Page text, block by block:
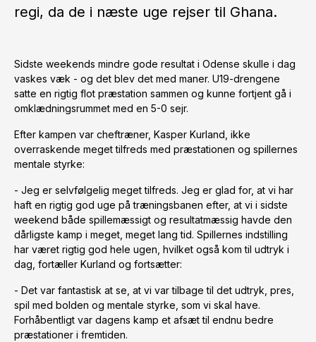
regi, da de i næste uge rejser til Ghana.
Sidste weekends mindre gode resultat i Odense skulle i dag
vaskes væk - og det blev det med maner. U19-drengene
satte en rigtig flot præstation sammen og kunne fortjent gå i
omklædningsrummet med en 5-0 sejr.
Efter kampen var cheftræner, Kasper Kurland, ikke
overraskende meget tilfreds med præstationen og spillernes
mentale styrke:
- Jeg er selvfølgelig meget tilfreds. Jeg er glad for, at vi har
haft en rigtig god uge på træningsbanen efter, at vi i sidste
weekend både spillemæssigt og resultatmæssig havde den
dårligste kamp i meget, meget lang tid. Spillernes indstilling
har været rigtig god hele ugen, hvilket også kom til udtryk i
dag, fortæller Kurland og fortsætter:
- Det var fantastisk at se, at vi var tilbage til det udtryk, pres,
spil med bolden og mentale styrke, som vi skal have.
Forhåbentligt var dagens kamp et afsæt til endnu bedre
præstationer i fremtiden.